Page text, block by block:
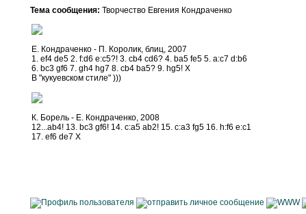
Тема сообщения: Творчество Евгения Кондраченко
Е. Кондраченко - П. Королик, блиц, 2007
1. ef4 de5 2. f:d6 e:c5?! 3. cb4 cd6? 4. ba5 fe5 5. a:c7 d:b6
6. bc3 gf6 7. gh4 hg7 8. cb4 ba5? 9. hg5! Х
В "кукуевском стиле" )))
К. Борель - Е. Кондраченко, 2008
12...ab4! 13. bc3 gf6! 14. c:a5 ab2! 15. c:a3 fg5 16. h:f6 e:c1
17. ef6 de7 Х